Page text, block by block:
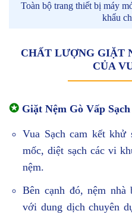
Toàn bộ trang thiết bị máy
khẩu
CHẤT LƯỢNG GIẶT
CỦA
✪ Giặt Nệm Gò Vấp
Vua Sạch cam kết khử
mốc, diệt sạch các vi
nệm.
Bên cạnh đó, nệm
với dung dịch chuyên